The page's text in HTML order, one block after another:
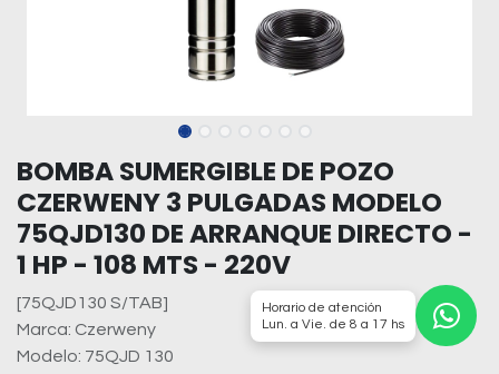
BOMBA SUMERGIBLE DE POZO
CZERWENY 3 PULGADAS MODELO
75QJD130 DE ARRANQUE DIRECTO -
1 HP - 108 MTS - 220V
[75QJD130 S/TAB]
Marca: Czerweny
Modelo: 75QJD 130
Horario de atención
Lun. a Vie. de 8 a 17 hs